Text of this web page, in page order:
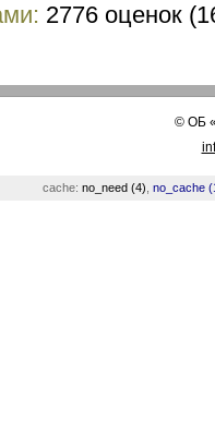
2776 оценок
©ОБ
cache: no_need (4) no_cache